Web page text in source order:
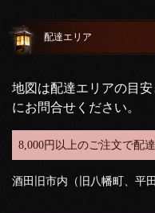
配達エリア
地図は配達エリアの目
にお問合せください。
8,000円以上のご注文で配
酒田旧市内（旧八幡町、平